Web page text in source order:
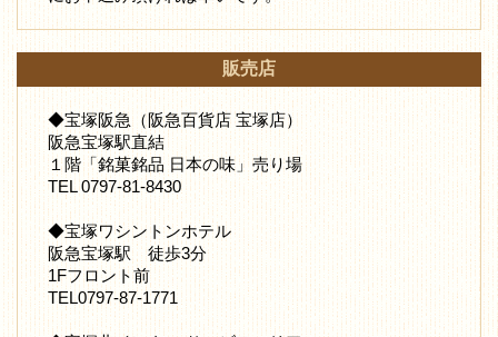
販売店
◆宝塚阪急（阪急百貨店 宝塚店）
阪急宝塚駅直結
１階「銘菓銘品 日本の味」売り場
TEL 0797-81-8430
◆宝塚ワシントンホテル
阪急宝塚駅 徒歩3分
1Fフロント前
TEL0797-87-1771